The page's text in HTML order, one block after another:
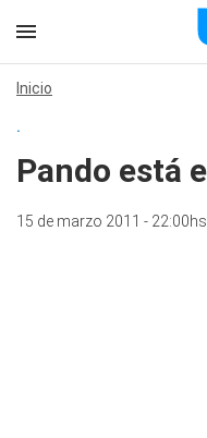
Inicio
.
Pando está
15 de marzo 2011 - 22:00hs